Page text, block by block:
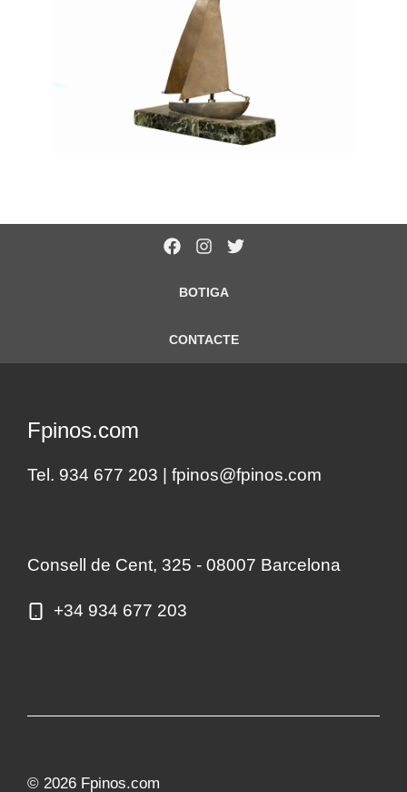
BOTIGA
CONTACTE
Fpinos.com
Tel. 934 677 203 | fpinos@fpinos.com
Consell de Cent, 325 - 08007 Barcelona
+34 934 677 203
© 2026 Fpinos.com